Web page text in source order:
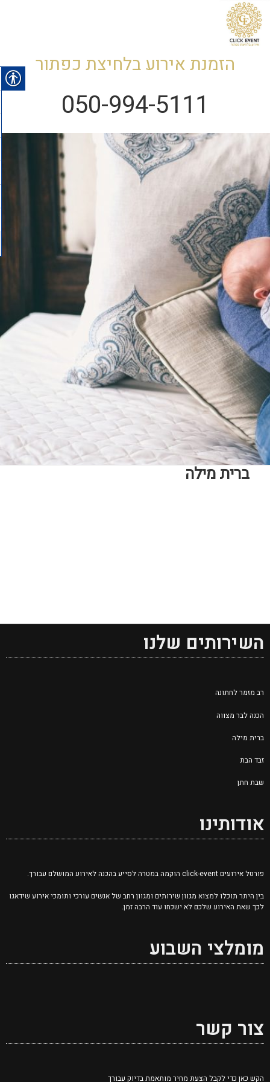
הזמנת אירוע בלחיצת כפתור
050-994-5111
ברית מילה
השירותים שלנו
רב מזמר לחתונה
הכנה לבר מצווה
ברית מילה
זבד הבת
שבת חתן
אודותינו
פורטל אירועים click-event הוקמה במטרה לסייע בהכנה לאירוע המושלם עבורך.
בין היתר תוכלו למצוא מגוון שירותים ומגוון רחב של אנשים עורכי ותומכי אירוע שידאגו
לכך שאת האירוע שלכם לא ישכחו עוד הרבה זמן.
מומלצי השבוע
צור קשר
הקש כאן כדי לקבל הצעת מחיר מותאמת בדיוק עבורך